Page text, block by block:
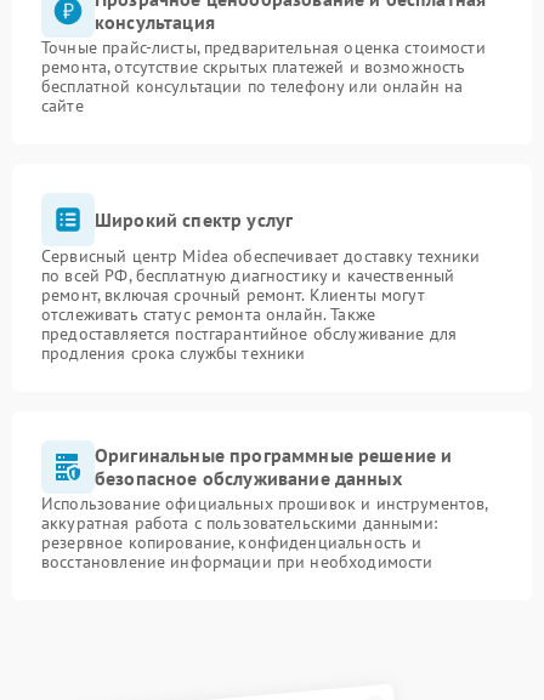
консультация
Точные прайс-листы, предварительная оценка стоимости
ремонта, отсутствие скрытых платежей и возможность
бесплатной консультации по телефону или онлайн на
сайте
Широкий спектр услуг
Сервисный центр Midea обеспечивает доставку техники
по всей РФ, бесплатную диагностику и качественный
ремонт, включая срочный ремонт. Клиенты могут
отслеживать статус ремонта онлайн. Также
предоставляется постгарантийное обслуживание для
продления срока службы техники
Оригинальные программные решение и
безопасное обслуживание данных
Использование официальных прошивок и инструментов,
аккуратная работа с пользовательскими данными:
резервное копирование, конфиденциальность и
восстановление информации при необходимости